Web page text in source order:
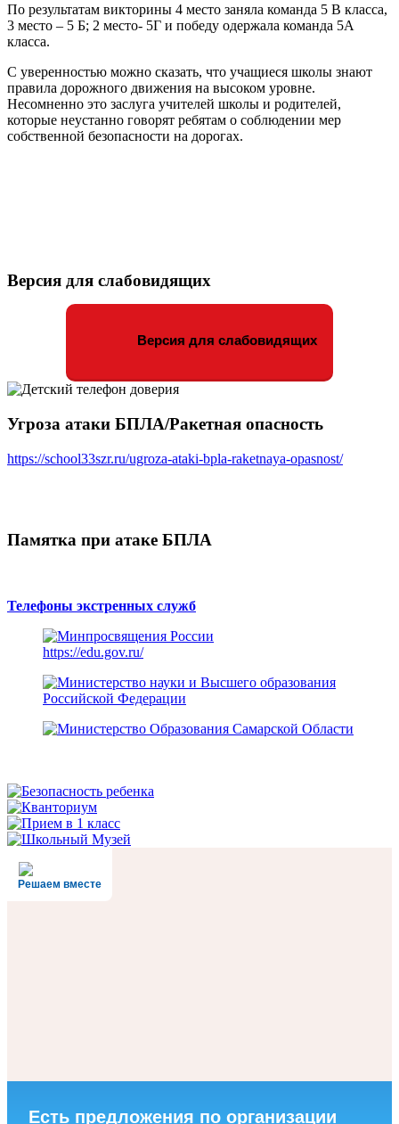
По результатам викторины 4 место заняла команда 5 В класса,
3 место – 5 Б; 2 место- 5Г и победу одержала команда 5А
класса.
С уверенностью можно сказать, что учащиеся школы знают
правила дорожного движения на высоком уровне.
Несомненно это заслуга учителей школы и родителей,
которые неустанно говорят ребятам о соблюдении мер
собственной безопасности на дорогах.
Версия для слабовидящих
Версия для слабовидящих
Угроза атаки БПЛА/Ракетная опасность
https://school33szr.ru/ugroza-ataki-bpla-raketnaya-opasnost/
Памятка при атаке БПЛА
Телефоны экстренных служб
https://edu.gov.ru/
Решаем вместе
Есть предложения по организации